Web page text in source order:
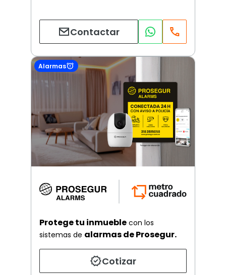
Contactar
Alarmas
Protege tu inmueble con los
sistemas de alarmas de Prosegur.
Cotizar